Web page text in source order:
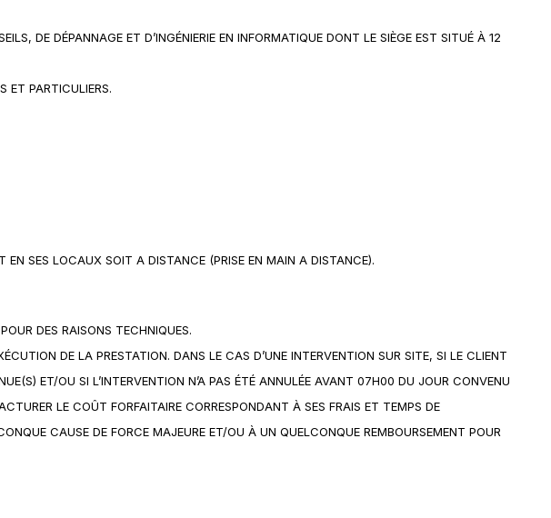
DE DÉPANNAGE ET D’INGÉNIERIE EN INFORMATIQUE DONT LE SIÈGE EST SITUÉ À 12
ET PARTICULIERS.
EN SES LOCAUX SOIT A DISTANCE (PRISE EN MAIN A DISTANCE).
DES RAISONS TECHNIQUES.
DE LA PRESTATION. DANS LE CAS D’UNE INTERVENTION SUR SITE, SI LE CLIENT
ET/OU SI L’INTERVENTION N’A PAS ÉTÉ ANNULÉE AVANT 07H00 DU JOUR CONVENU
LE COÛT FORFAITAIRE CORRESPONDANT À SES FRAIS ET TEMPS DE
CAUSE DE FORCE MAJEURE ET/OU À UN QUELCONQUE REMBOURSEMENT POUR